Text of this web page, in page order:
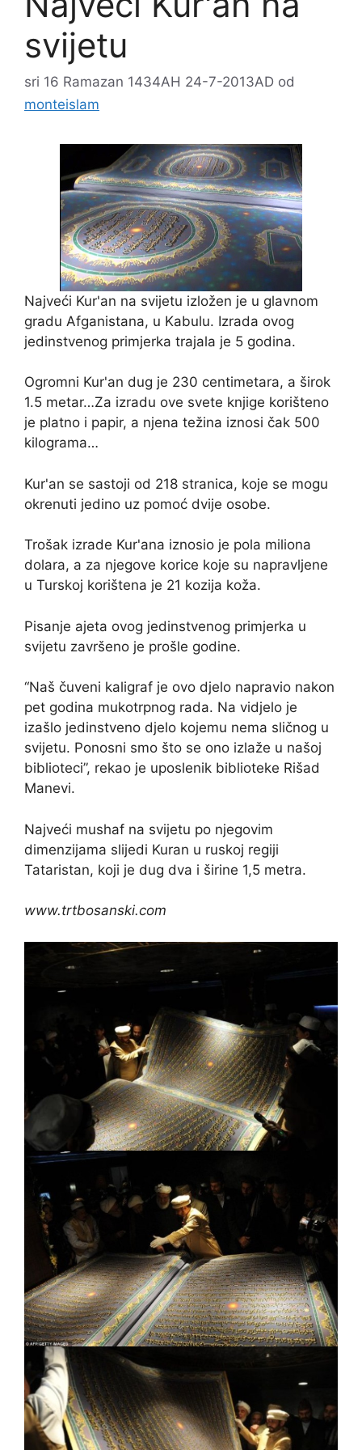
svijetu
sri 16 Ramazan 1434AH 24-7-2013AD od
monteislam
Najveći Kur'an na svijetu izložen je u glavnom
gradu Afganistana, u Kabulu. Izrada ovog
jedinstvenog primjerka trajala je 5 godina.
Ogromni Kur'an dug je 230 centimetara, a širok
1.5 metar…Za izradu ove svete knjige korišteno
je platno i papir, a njena težina iznosi čak 500
kilograma…
Kur'an se sastoji od 218 stranica, koje se mogu
okrenuti jedino uz pomoć dvije osobe.
Trošak izrade Kur'ana iznosio je pola miliona
dolara, a za njegove korice koje su napravljene
u Turskoj korištena je 21 kozija koža.
Pisanje ajeta ovog jedinstvenog primjerka u
svijetu završeno je prošle godine.
“Naš čuveni kaligraf je ovo djelo napravio nakon
pet godina mukotrpnog rada. Na vidjelo je
izašlo jedinstveno djelo kojemu nema sličnog u
svijetu. Ponosni smo što se ono izlaže u našoj
biblioteci”, rekao je uposlenik biblioteke Rišad
Manevi.
Najveći mushaf na svijetu po njegovim
dimenzijama slijedi Kuran u ruskoj regiji
Tataristan, koji je dug dva i širine 1,5 metra.
www.trtbosanski.com